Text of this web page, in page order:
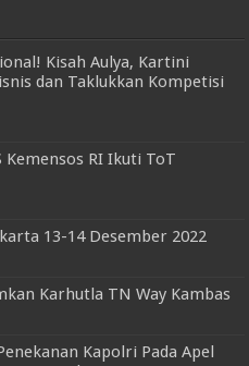
Kisah Aulya, Kartini
dan Taklukkan Kompetisi
RI Ikuti ToT
13-14 Desember 2022
Karhutla TN Way Kambas
Kapolri Pada Apel